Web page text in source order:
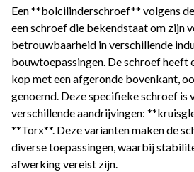
Een **bolcilinderschroef** volgens
een schroef die bekendstaat om zijn
betrouwbaarheid in verschillende
bouwtoepassingen. De schroef heeft
kop met een afgeronde bovenkant,
genoemd. Deze specifieke schroef
verschillende aandrijvingen:
**Torx**. Deze varianten maken de
diverse toepassingen, waarbij
afwerking vereist zijn.